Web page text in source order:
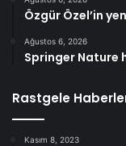
Özgür Özel’in
Ağustos 6, 2026
Springer Nature
Rastgele
Kasım 8, 2023